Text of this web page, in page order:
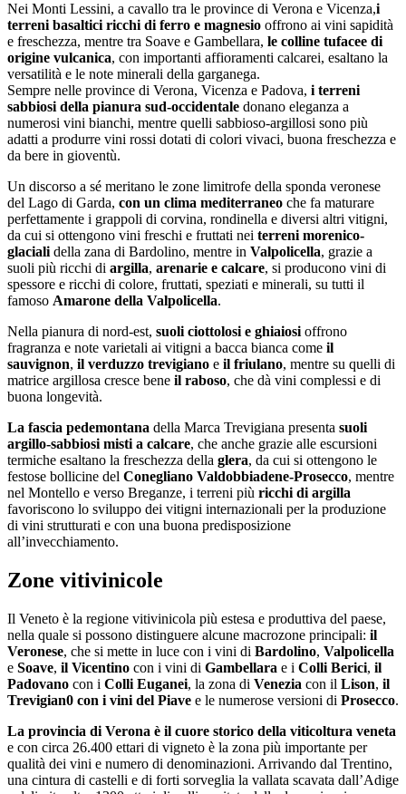
Nei Monti Lessini, a cavallo tra le province di Verona e Vicenza,i
terreni basaltici ricchi di ferro e magnesio offrono ai vini sapidità
e freschezza, mentre tra Soave e Gambellara, le colline tufacee di
origine vulcanica, con importanti affioramenti calcarei, esaltano la
versatilità e le note minerali della garganega.
Sempre nelle province di Verona, Vicenza e Padova, i terreni
sabbiosi della pianura sud-occidentale donano eleganza a
numerosi vini bianchi, mentre quelli sabbioso-argillosi sono più
adatti a produrre vini rossi dotati di colori vivaci, buona freschezza e
da bere in gioventù.
Un discorso a sé meritano le zone limitrofe della sponda veronese
del Lago di Garda, con un clima mediterraneo che fa maturare
perfettamente i grappoli di corvina, rondinella e diversi altri vitigni,
da cui si ottengono vini freschi e fruttati nei terreni morenico-
glaciali della zana di Bardolino, mentre in Valpolicella, grazie a
suoli più ricchi di argilla, arenarie e calcare, si producono vini di
spessore e ricchi di colore, fruttati, speziati e minerali, su tutti il
famoso Amarone della Valpolicella.
Nella pianura di nord-est, suoli ciottolosi e ghiaiosi offrono
fragranza e note varietali ai vitigni a bacca bianca come il
sauvignon, il verduzzo trevigiano e il friulano, mentre su quelli di
matrice argillosa cresce bene il raboso, che dà vini complessi e di
buona longevità.
La fascia pedemontana della Marca Trevigiana presenta suoli
argillo-sabbiosi misti a calcare, che anche grazie alle escursioni
termiche esaltano la freschezza della glera, da cui si ottengono le
festose bollicine del Conegliano Valdobbiadene-Prosecco, mentre
nel Montello e verso Breganze, i terreni più ricchi di argilla
favoriscono lo sviluppo dei vitigni internazionali per la produzione
di vini strutturati e con una buona predisposizione
all’invecchiamento.
Zone vitivinicole
Il Veneto è la regione vitivinicola più estesa e produttiva del paese,
nella quale si possono distinguere alcune macrozone principali: il
Veronese, che si mette in luce con i vini di Bardolino, Valpolicella
e Soave, il Vicentino con i vini di Gambellara e i Colli Berici, il
Padovano con i Colli Euganei, la zona di Venezia con il Lison, il
Trevigian0 con i vini del Piave e le numerose versioni di Prosecco.
La provincia di Verona è il cuore storico della viticoltura veneta
e con circa 26.400 ettari di vigneto è la zona più importante per
qualità dei vini e numero di denominazioni. Arrivando dal Trentino,
una cintura di castelli e di forti sorveglia la vallata scavata dall’Adige